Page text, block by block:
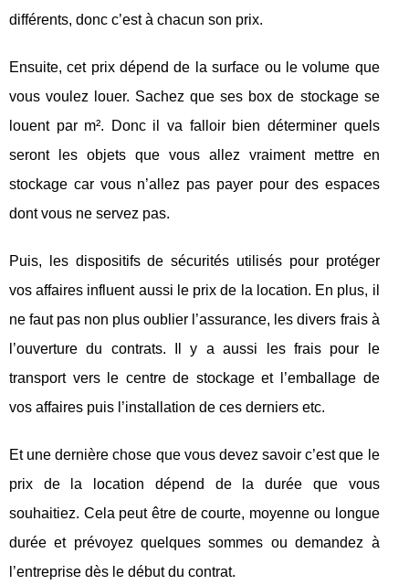
différents, donc c’est à chacun son prix.
Ensuite, cet prix dépend de la surface ou le volume que
vous voulez louer. Sachez que ses box de stockage se
louent par m². Donc il va falloir bien déterminer quels
seront les objets que vous allez vraiment mettre en
stockage car vous n’allez pas payer pour des espaces
dont vous ne servez pas.
Puis, les dispositifs de sécurités utilisés pour protéger
vos affaires influent aussi le prix de la location. En plus, il
ne faut pas non plus oublier l’assurance, les divers frais à
l’ouverture du contrats. Il y a aussi les frais pour le
transport vers le centre de stockage et l’emballage de
vos affaires puis l’installation de ces derniers etc.
Et une dernière chose que vous devez savoir c’est que le
prix de la location dépend de la durée que vous
souhaitiez. Cela peut être de courte, moyenne ou longue
durée et prévoyez quelques sommes ou demandez à
l’entreprise dès le début du contrat.